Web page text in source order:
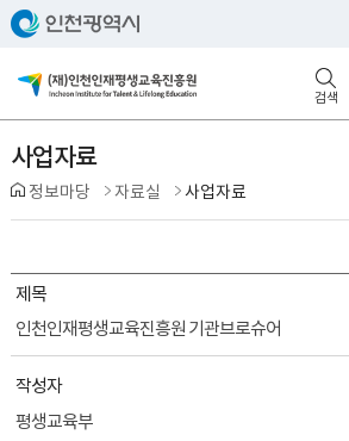
사업자료
정보마당 자료실 사업자료
제목
인천인재평생교육진흥원 기관브로슈어
작성자
평생교육부